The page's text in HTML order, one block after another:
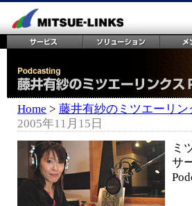
Home > 藤井有紗のミツエーリン
2005年11月15日
ミ
サ